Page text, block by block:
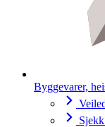
Byggevarer,